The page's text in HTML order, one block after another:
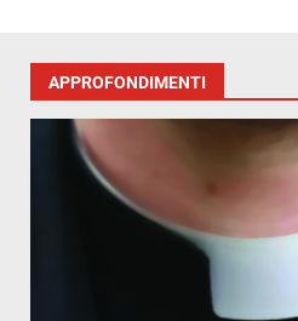
APPROFONDIMENTI